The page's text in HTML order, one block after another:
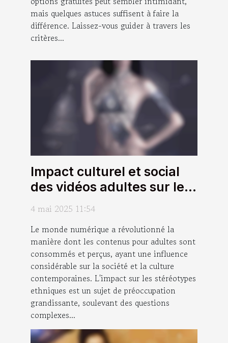
mais quelques astuces suffisent à faire la
différence. Laissez-vous guider à travers les
critères...
Impact culturel et social
des vidéos adultes sur les
stéréotypes ethniques
4 mai 2025 11:54
Le monde numérique a révolutionné la
manière dont les contenus pour adultes sont
consommés et perçus, ayant une influence
considérable sur la société et la culture
contemporaines. L'impact sur les stéréotypes
ethniques est un sujet de préoccupation
grandissante, soulevant des questions
complexes...